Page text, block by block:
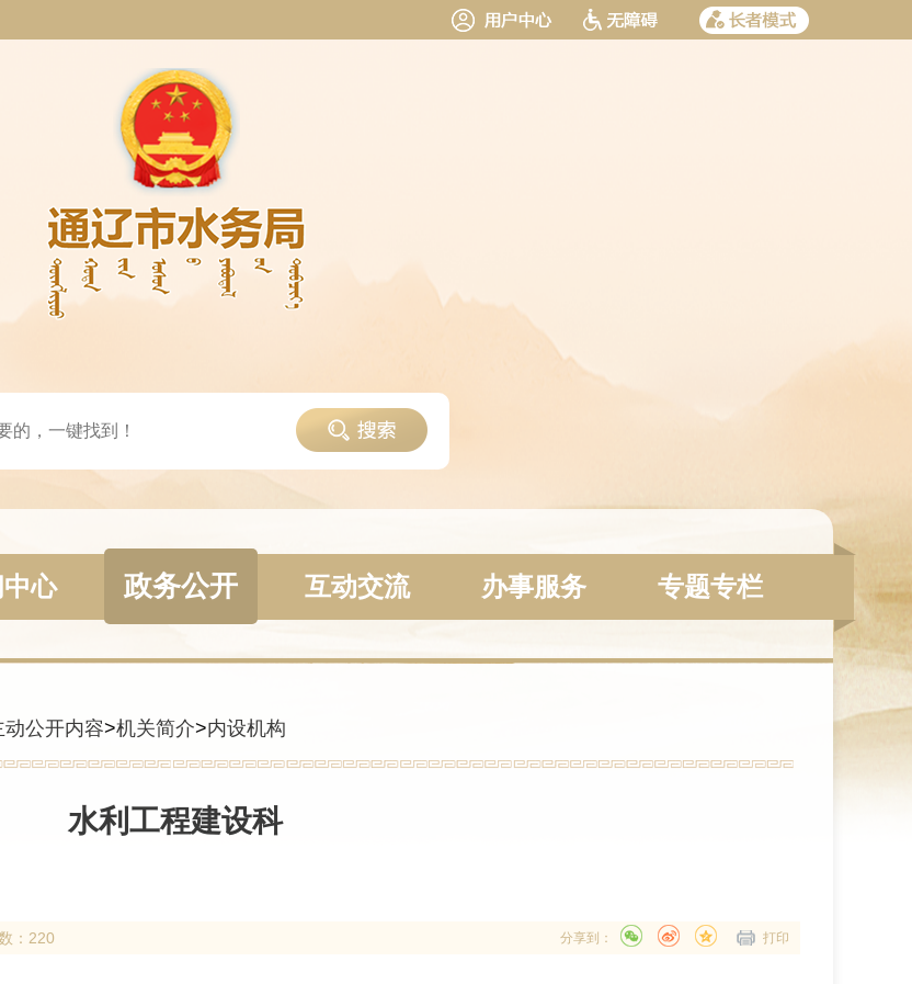
心 政务公开 互动交流 办事服务 专题专栏
动公开内容>机关简介>内设机构
水利工程建设科
：220 打印
分享到：